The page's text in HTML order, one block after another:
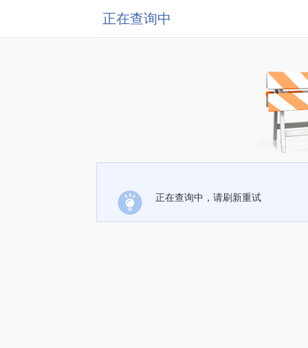
正在查询中
正在查询中，请刷新重试